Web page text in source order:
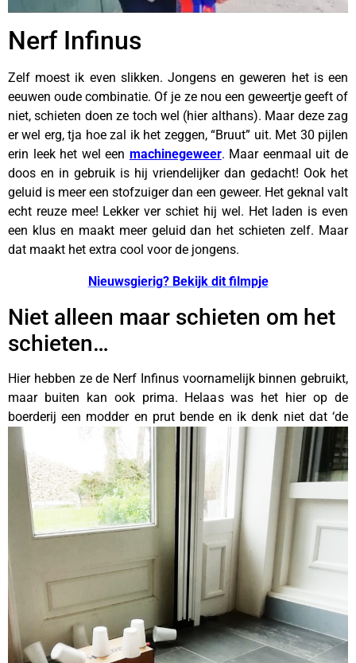
Nerf Infinus
Zelf moest ik even slikken. Jongens en geweren het is een
eeuwen oude combinatie. Of je ze nou een geweertje geeft of
niet, schieten doen ze toch wel (hier althans). Maar deze zag
er wel erg, tja hoe zal ik het zeggen, “Bruut” uit. Met 30 pijlen
erin leek het wel een machinegeweer. Maar eenmaal uit de
doos en in gebruik is hij vriendelijker dan gedacht! Ook het
geluid is meer een stofzuiger dan een geweer. Het geknal valt
echt reuze mee! Lekker ver schiet hij wel. Het laden is even
een klus en maakt meer geluid dan het schieten zelf. Maar
dat maakt het extra cool voor de jongens.
Nieuwsgierig? Bekijk dit filmpje
Niet alleen maar schieten om het
schieten…
Hier hebben ze de Nerf Infinus voornamelijk binnen gebruikt,
maar buiten kan ook prima. Helaas was het hier op de
boerderij een modder en prut bende en ikdenk niet dat ‘de